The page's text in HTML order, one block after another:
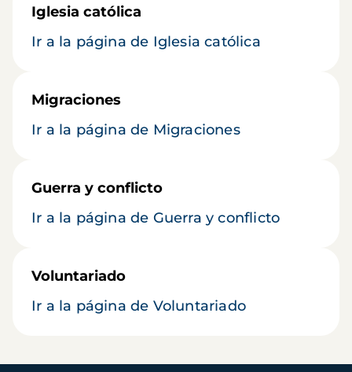
Iglesia católica
Ir a la página de Iglesia católica
Migraciones
Ir a la página de Migraciones
Guerra y conflicto
Ir a la página de Guerra y conflicto
Voluntariado
Ir a la página de Voluntariado